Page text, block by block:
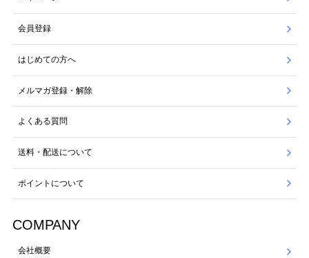
会員登録
はじめての方へ
メルマガ登録・解除
よくある質問
送料・配送について
ポイントについて
COMPANY
会社概要